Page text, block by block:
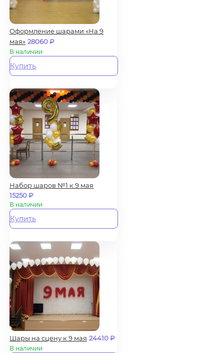
Оформление шарами «На 9
мая» 28060₽
В наличии
Купить
Набор шаров №1 к 9 мая
15250₽
В наличии
Купить
Шары на сцену к 9 мая 24410₽
В наличии